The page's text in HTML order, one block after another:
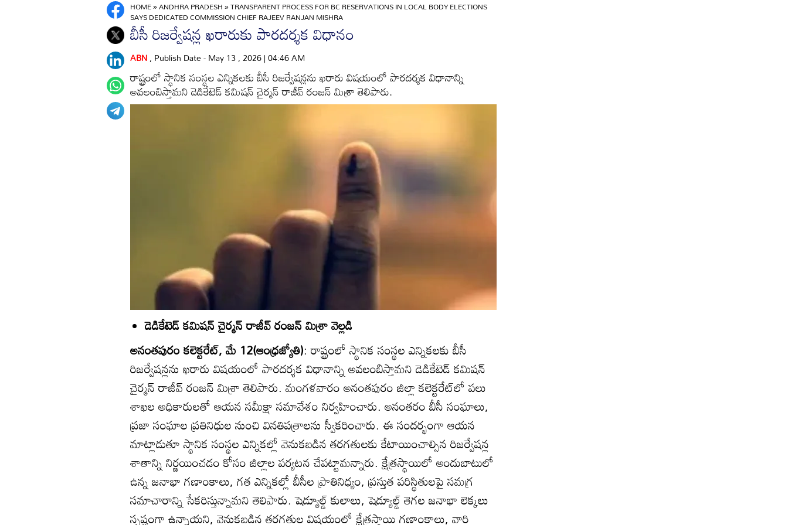
HOME»ANDHRA PRADESH»TRANSPARENT PROCESS FOR BC RESERVATIONS IN LOCAL BODY ELECTIONS
SAYS DEDICATED COMMISSION CHIEF RAJEEV RANJAN MISHRA
బీసీ రిజర్వేషన్ల ఖరారుకు పారదర్శక విధానం
ABN, Publish Date - May 13 , 2026 | 04:46 AM
రాష్ట్రంలో స్థానిక సంస్థల ఎన్నికలకు బీసీ రిజర్వేషన్లను ఖరారు విషయంలో పారదర్శక విధానాన్ని
అవలంబిస్తామని డెడికేటెడ్‌ కమిషన్‌ చైర్మన్‌ రాజీవ్‌ రంజన్‌ మిశ్రా తెలిపారు.
డెడికేటెడ్‌ కమిషన్‌ చైర్మన్‌ రాజీవ్‌ రంజన్‌ మిశ్రా వెల్లడి
అనంతపురం కలెక్టరేట్‌, మే 12(ఆంధ్రజ్యోతి): రాష్ట్రంలో స్థానిక సంస్థల ఎన్నికలకు బీసీ
రిజర్వేషన్లను ఖరారు విషయంలో పారదర్శక విధానాన్ని అవలంబిస్తామని డెడికేటెడ్‌ కమిషన్‌
చైర్మన్‌ రాజీవ్‌ రంజన్‌ మిశ్రా తెలిపారు. మంగళవారం అనంతపురం జిల్లా కలెక్టరేట్‌లో పలు
శాఖల అధికారులతో ఆయన సమీక్షా సమావేశం నిర్వహించారు. అనంతరం బీసీ సంఘాలు,
ప్రజా సంఘాల ప్రతినిధుల నుంచి వినతిపత్రాలను స్వీకరించారు. ఈ సందర్భంగా ఆయన
మాట్లాడుతూ స్థానిక సంస్థల ఎన్నికల్లో వెనుకబడిన తరగతులకు కేటాయించాల్సిన రిజర్వేషన్ల
శాతాన్ని నిర్ణయించడం కోసం జిల్లాల పర్యటన చేపట్టామన్నారు. క్షేత్రస్థాయిలో అందుబాటులో
ఉన్న జనాభా గణాంకాలు, గత ఎన్నికల్లో బీసీల ప్రాతినిధ్యం, ప్రస్తుత పరిస్థితులపై సమగ్ర
సమాచారాన్ని సేకరిస్తున్నామని తెలిపారు. షెడ్యూల్డ్‌ కులాలు, షెడ్యూల్డ్‌ తెగల జనాభా లెక్కలు
స్పష్టంగా ఉన్నాయని, వెనుకబడిన తరగతుల విషయంలో క్షేత్రస్థాయి గణాంకాలు, వారి